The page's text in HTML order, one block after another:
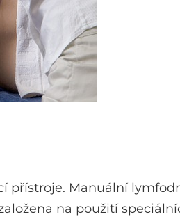
přístroje. Manuální
na použití